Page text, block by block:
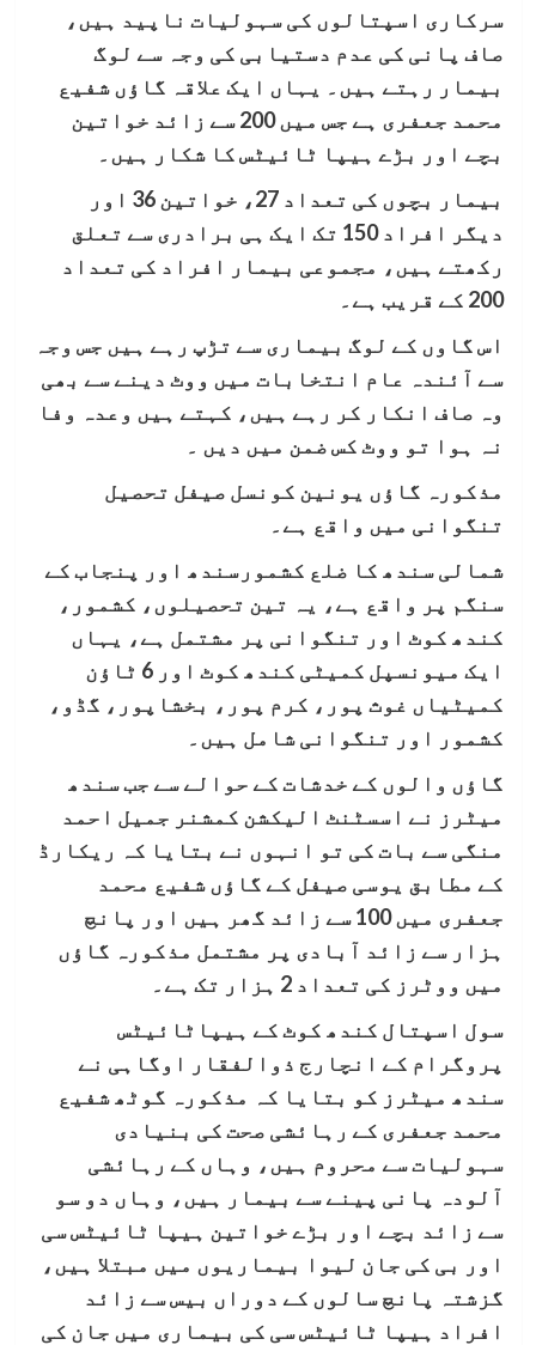
سرکاری اسپتالوں کی سہولیات ناپید ہیں،
صاف پانی کی عدم دستیابی کی وجہ سے لوگ
بیمار رہتے ہیں۔ یہاں ایک علاقہ گاؤں شفیع
محمد جعفری ہے جس میں 200 سے زائد خواتین
بچے اور بڑے ہیپا ٹائیٹس کا شکار ہیں۔
بیمار بچوں کی تعداد 27، خواتین 36 اور
دیگر افراد 150 تک ایک ہی برادری سے تعلق
رکھتے ہیں، مجموعی بیمار افراد کی تعداد
200 کے قریب ہے۔
اس گاوں کے لوگ بیماری سے تڑپ رہے ہیں جس وجہ
سے آئندہ عام انتخابات میں ووٹ دینے سے بھی
وہ صاف انکار کر رہے ہیں، کہتے ہیں وعدہ وفا
نہ ہوا تو ووٹ کس ضمن میں دیں ۔
مذکورہ گاؤں یونین کونسل صیفل تحصیل
تنگوانی میں واقع ہے۔
شمالی سندھ کا ضلع کشمورسندھ اور پنجاب کے
سنگم پر واقع ہے، یہ تین تحصیلوں، کشمور،
کندھ کوٹ اور تنگوانی پر مشتمل ہے، یہاں
ایک میونسپل کمیٹی کندھ کوٹ اور 6 ٹاؤن
کمیٹیاں غوث پور، کرم پور، بخشاپور، گڈو،
کشمور اور تنگوانی شامل ہیں۔
گاؤں والوں کے خدشات کے حوالے سے جب سندھ
میٹرز نے اسسٹنٹ الیکشن کمشنر جمیل احمد
منگی سے بات کی تو انہوں نے بتایا کہ ریکارڈ
کے مطابق یوسی صیفل کے گاؤں شفیع محمد
جعفری میں 100 سے زائد گھر ہیں اور پانچ
ہزار سے زائد آبادی پر مشتمل مذکورہ گاؤں
میں ووٹرز کی تعداد 2 ہزار تک ہے۔
سول اسپتال کندھ کوٹ کے ہیپاٹائیٹس
پروگرام کے انچارج ذوالفقار اوگاہی نے
سندھ میٹرز کو بتایا کہ مذکورہ گوٹھ شفیع
محمد جعفری کے رہائشی صحت کی بنیادی
سہولیات سے محروم ہیں، وہاں کے رہائشی
آلودہ پانی پینے سے بیمار ہیں، وہاں دو سو
سے زائد بچے اور بڑے خواتین ہیپا ٹائیٹس سی
اور بی کی جان لیوا بیماریوں میں مبتلا ہیں،
گزشتہ پانچ سالوں کے دوراں بیس سے زائد
افراد ہیپا ٹائیٹس سی کی بیماری میں جان کی